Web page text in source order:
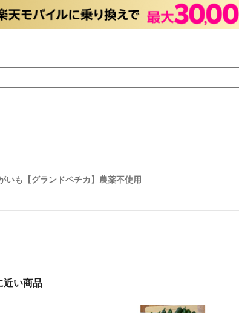
いも【グランドペチカ】農薬不使用
近い商品